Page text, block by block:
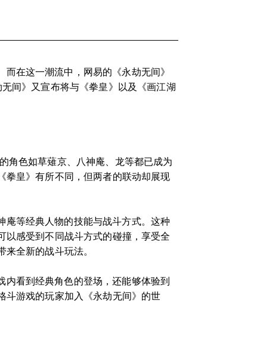
在这一潮流中，网易的《永劫无间》
间》又宣布将与《拳皇》以及《画江湖
角色如草薙京、八神庵、龙等都已成为
拳皇》有所不同，但两者的联动却展现
庵等经典人物的技能与战斗方式。这种
以感受到不同战斗方式的碰撞，享受全
全新的战斗玩法。
内看到经典角色的登场，还能够体验到
斗游戏的玩家加入《永劫无间》的世